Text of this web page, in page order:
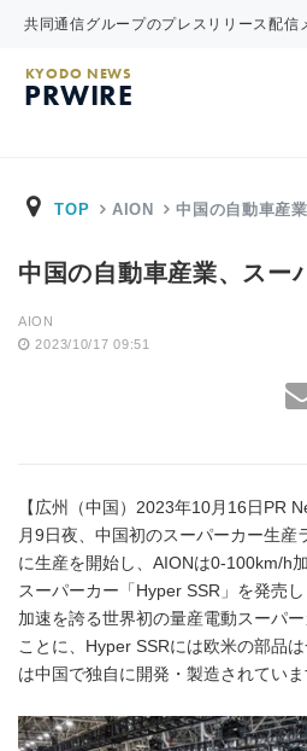
共同通信グループのプレスリリース配信
KYODO NEWS
PRWIRE
TOP AION 中国の自動車産
中国の自動車産業、スー
AION
2023/10/17 09:51
【広州（中国）2023年10月16日PR
月9日夜、中国初のスーパーカー生産
に生産を開始し、AIONは0-100km/h
スーパーカー「Hyper SSR」を発売
加速を誇る世界初の量産電動スーパ
ことに、Hyper SSRには欧米の部品
は中国で独自に開発・製造されていま